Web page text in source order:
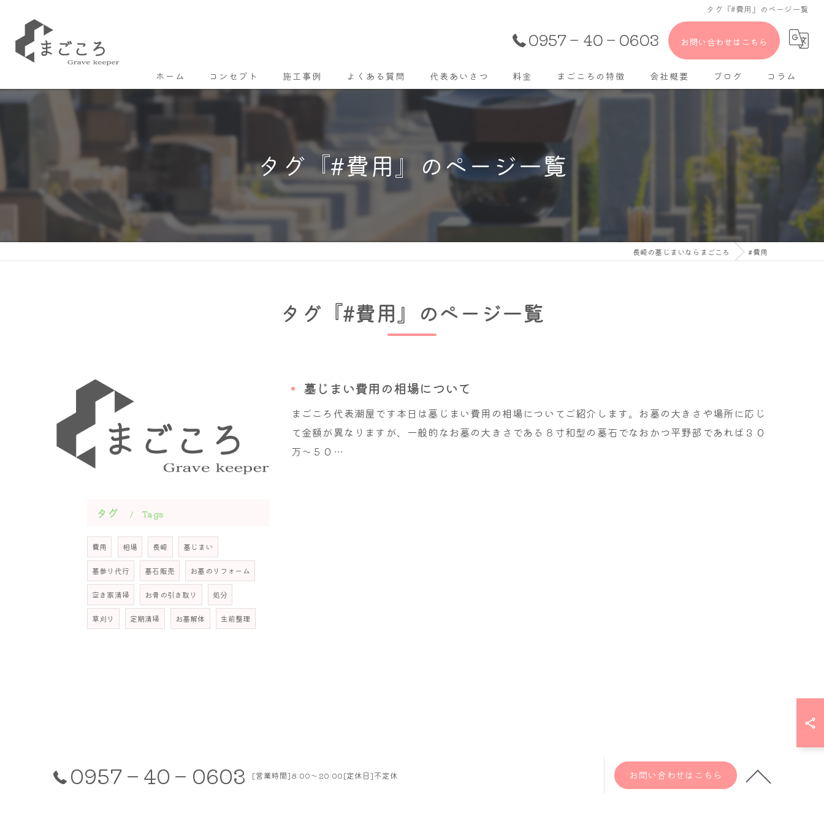
タグ『#費用』のページ一覧
0957－40－0603 お問い合わせはこちら
ホーム コンセプト 施工事例 よくある質問 代表あいさつ 料金 まごころの特徴
墓石クリーニング
遺品整理
安い
会社概要 ブログ コラム
タグ『#費用』のページ一覧
長崎の墓じまいならまごころ #費用
タグ『#費用』のページ一覧
墓じまい費用の相場について
まごころ代表潮屋です本日は墓じまい費用の相場についてご紹介します。お墓の大きさや場所に応じ
て金額が異なりますが、一般的なお墓の大きさである８寸和型の墓石でなおかつ平野部であれば３０
万～５０…
タグ Tags
費用 相場 長崎 墓じまい
墓参り代行 墓石販売 お墓のリフォーム
空き家清掃 お骨の引き取り 処分
草刈り 定期清掃 お墓解体 生前整理
0957－40－0603 [営業時間]8:00～20:00[定休日]不定休 お問い合わせはこちら